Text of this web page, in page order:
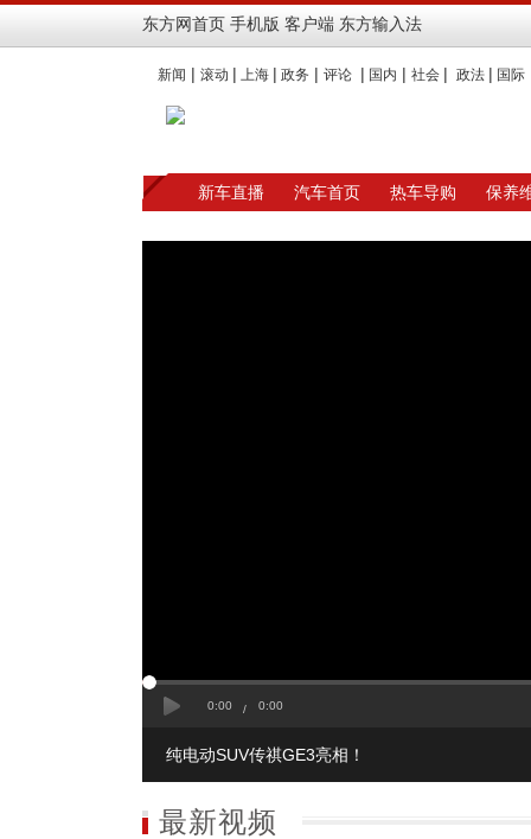
东方网首页 手机版 客户端 东方输入法
新闻 | 滚动 | 上海 | 政务 | 评论 | 国内 | 社会 | 政法 | 国际
新车直播 汽车首页 热车导购 保养
Current
Time
0:00 / Duration
Time
0:00
Loaded :
0%
Progress:
0:00
纯电动SUV传祺GE3亮相！
最新视频